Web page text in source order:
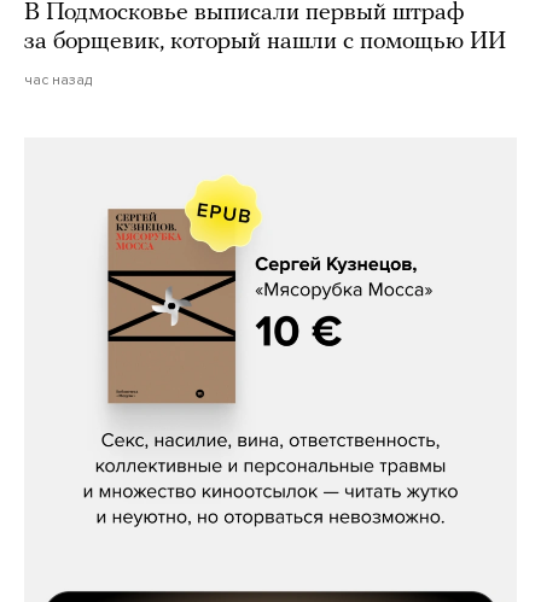
В Подмосковье выписали первый штраф
за борщевик, который нашли с помощью ИИ
час назад
Сергей Кузнецов, «Мясорубка